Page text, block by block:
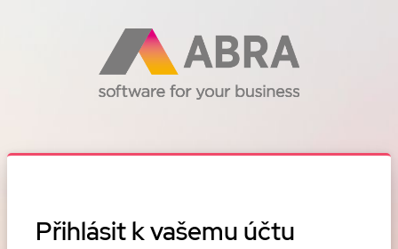
Přihlásit k vašemu účtu